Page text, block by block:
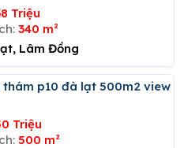
Triệu
340 m²
Lâm Đồng
Triệu
500 m²